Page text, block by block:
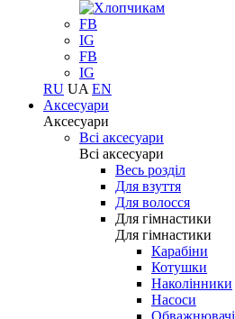
FB
IG
FB
IG
RU UA EN
Аксесуари
Аксесуари
Всі аксесуари
Всі аксесуари
Весь розділ
Для взуття
Для волосся
Для гімнастики
Для гімнастики
Карабіни
Котушки
Наколінники
Насоси
Обважнювачі